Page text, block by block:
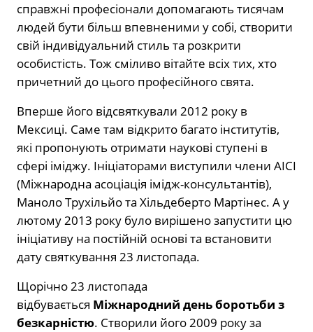
справжні професіонали допомагають тисячам
людей бути більш впевненими у собі, створити
свій індивідуальний стиль та розкрити
особистість. Тож сміливо вітайте всіх тих, хто
причетний до цього професійного свята.
Вперше його відсвяткували 2012 року в
Мексиці. Саме там відкрито багато інститутів,
які пропонують отримати наукові ступені в
сфері іміджу. Ініціаторами виступили члени AICI
(Міжнародна асоціація імідж-консультантів),
Маноло Трухільйо та Хільдеберто Мартінес. А у
лютому 2013 року було вирішено запустити цю
ініціативу на постійній основі та встановити
дату святкування 23 листопада.
Щорічно 23 листопада
відбувається Міжнародний день боротьби з
безкарністю. Створили його 2009 року за